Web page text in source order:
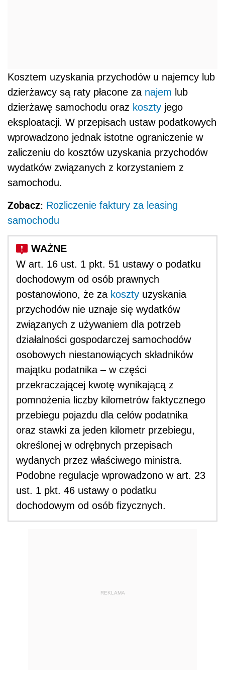
Kosztem uzyskania przychodów u najemcy lub
dzierżawcy są raty płacone za najem lub
dzierżawę samochodu oraz koszty jego
eksploatacji. W przepisach ustaw podatkowych
wprowadzono jednak istotne ograniczenie w
zaliczeniu do kosztów uzyskania przychodów
wydatków związanych z korzystaniem z
samochodu.
Zobacz: Rozliczenie faktury za leasing
samochodu
W art. 16 ust. 1 pkt. 51 ustawy o podatku
dochodowym od osób prawnych
postanowiono, że za koszty uzyskania
przychodów nie uznaje się wydatków
związanych z używaniem dla potrzeb
działalności gospodarczej samochodów
osobowych niestanowiących składników
majątku podatnika – w części
przekraczającej kwotę wynikającą z
pomnożenia liczby kilometrów faktycznego
przebiegu pojazdu dla celów podatnika
oraz stawki za jeden kilometr przebiegu,
określonej w odrębnych przepisach
wydanych przez właściwego ministra.
Podobne regulacje wprowadzono w art. 23
ust. 1 pkt. 46 ustawy o podatku
dochodowym od osób fizycznych.
REKLAMA